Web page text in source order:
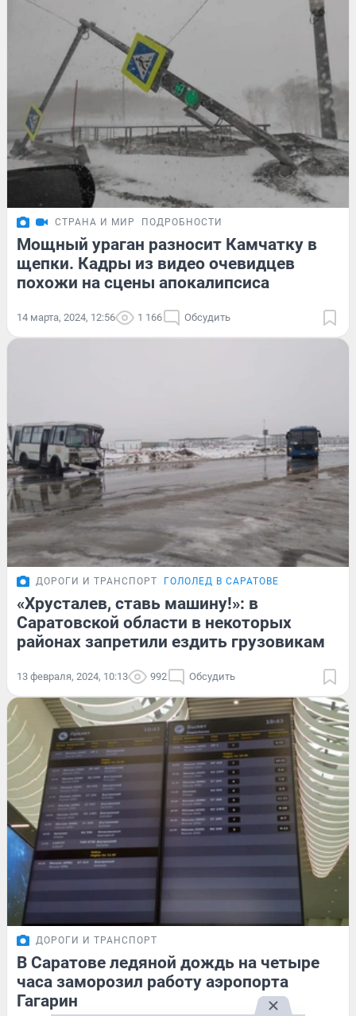
СТРАНА И МИР ПОДРОБНОСТИ
Мощный ураган разносит Камчатку в
щепки. Кадры из видео очевидцев
похожи на сцены апокалипсиса
14 марта, 2024, 12:56 1 166 Обсудить
ДОРОГИ И ТРАНСПОРТ ГОЛОЛЕД В САРАТОВЕ
«Хрусталев, ставь машину!»: в
Саратовской области в некоторых
районах запретили ездить грузовикам
13 февраля, 2024, 10:13 992 Обсудить
ДОРОГИ И ТРАНСПОРТ
В Саратове ледяной дождь на четыре
часа заморозил работу аэропорта
Гагарин